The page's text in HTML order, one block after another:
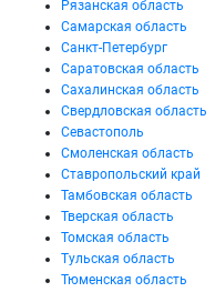
Рязанская область
Самарская область
Санкт-Петербург
Саратовская область
Сахалинская область
Свердловская область
Севастополь
Смоленская область
Ставропольский край
Тамбовская область
Тверская область
Томская область
Тульская область
Тюменская область